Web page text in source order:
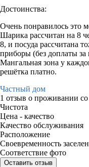
Достоинства:
Очень понравилось это
Шарика рассчитан на 8
8, и посуда рассчитана
приборы (без доплаты за
Мангальная зона у
решётка платно.
Частный дом
1 отзыв о проживании со
Чистота
Цена - качество
Качество обслуживания
Расположение
Своевременность
Соответствие фото
Оставить отзыв